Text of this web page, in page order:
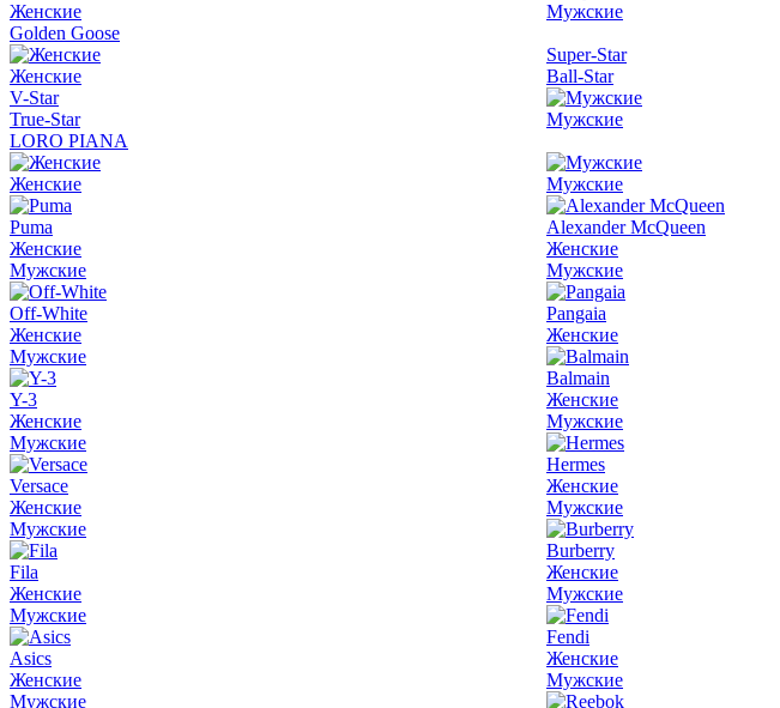
Женские
Мужские
Golden Goose
Женские
V-Star
True-Star
Super-Star
Ball-Star
Мужские
LORO PIANA
Женские Мужские
Puma
Женские
Мужские
Off-White
Женские
Мужские
Y-3
Женские
Мужские
Versace
Женские
Мужские
Fila
Женские
Мужские
Asics
Женские
Мужские
Alexander McQueen
Женские
Мужские
Pangaia
Женские
Balmain
Женские
Мужские
Hermes
Женские
Мужские
Burberry
Женские
Мужские
Fendi
Женские
Мужские